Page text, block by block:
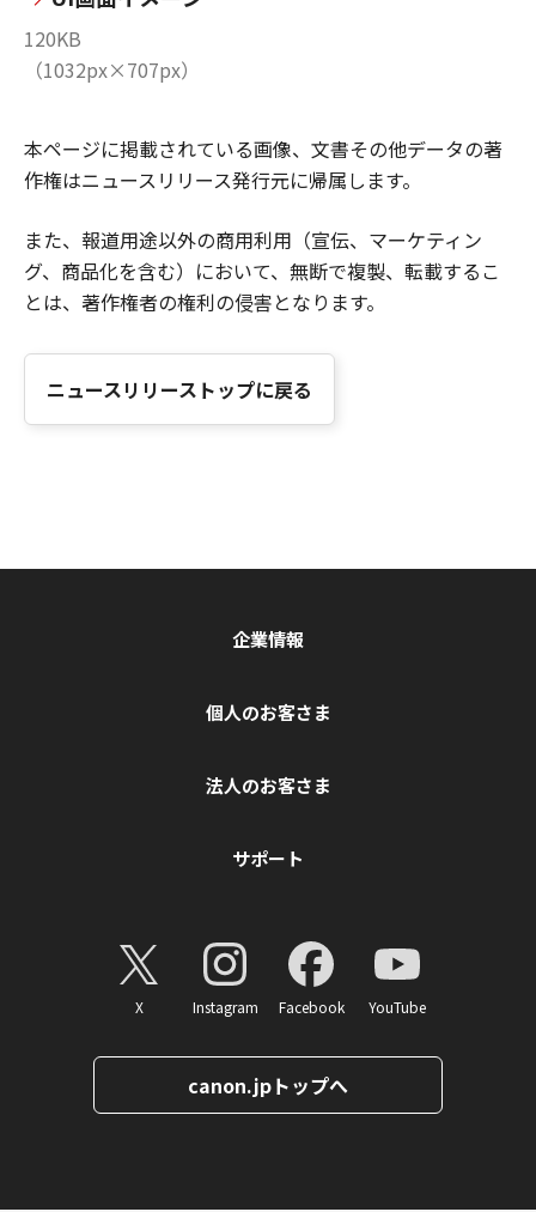
120KB
（1032px×707px）
本ページに掲載されている画像、文書その他データの著
作権はニュースリリース発行元に帰属します。
また、報道用途以外の商用利用（宣伝、マーケティン
グ、商品化を含む）において、無断で複製、転載するこ
とは、著作権者の権利の侵害となります。
ニュースリリーストップに戻る
企業情報
個人のお客さま
法人のお客さま
サポート
X Instagram Facebook YouTube
canon.jpトップへ